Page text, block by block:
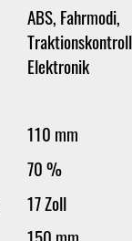
ABS, Fahrmodi,
Elektronik
110 mm
70 %
17 Zoll